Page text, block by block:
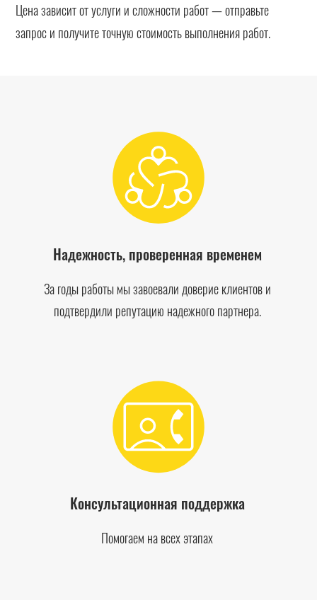
Цена зависит от услуги и сложности работ — отправьте
запрос и получите точную стоимость выполнения работ.
Надежность, проверенная временем
За годы работы мы завоевали доверие клиентов и
подтвердили репутацию надежного партнера.
Консультационная поддержка
Помогаем на всех этапах